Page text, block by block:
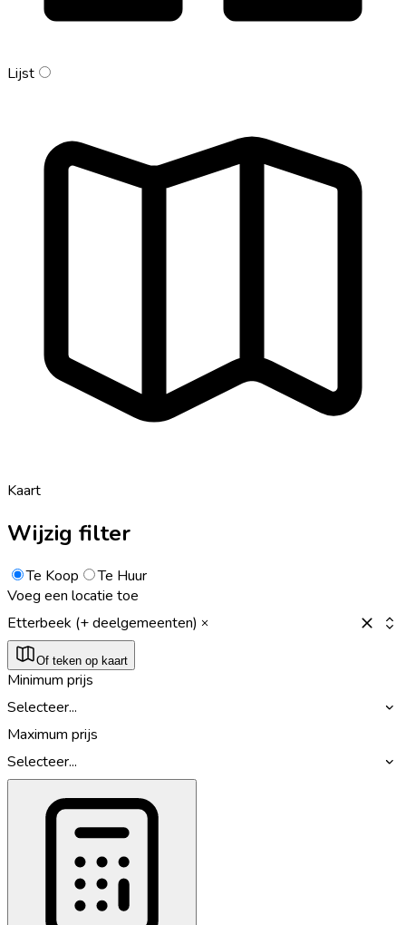
Lijst
Kaart
Wijzig filter
Te Koop
Te Huur
Voeg een locatie toe
Etterbeek (+ deelgemeenten)
Of teken op kaart
Minimum prijs
Selecteer...
Maximum prijs
Selecteer...